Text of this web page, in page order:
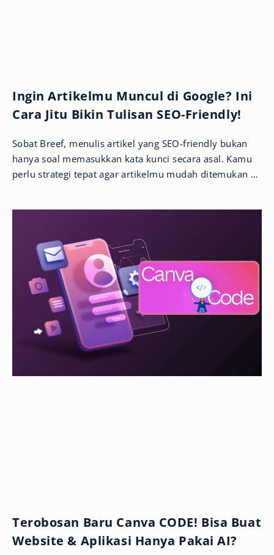
Ingin Artikelmu Muncul di Google? Ini
Cara Jitu Bikin Tulisan SEO-Friendly!
Sobat Breef, menulis artikel yang SEO-friendly bukan
hanya soal memasukkan kata kunci secara asal. Kamu
perlu strategi tepat agar artikelmu mudah ditemukan di
Terobosan Baru Canva CODE! Bisa Buat
Website & Aplikasi Hanya Pakai AI?